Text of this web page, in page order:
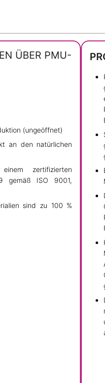
ÜBER PMU-
(ungeöffnet)
an den natürlichen
zertifizierten
gemäß ISO 9001,
sind zu 100 %